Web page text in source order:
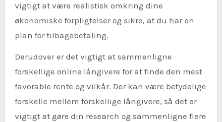
vigtigt at være realistisk omkring dine
økonomiske forpligtelser og sikre, at du har en
plan for tilbagebetaling.
Derudover er det vigtigt at sammenligne
forskellige online långivere for at finde den mest
favorable rente og vilkår. Der kan være betydelige
forskelle mellem forskellige långivere, så det er
vigtigt at gøre din research og sammenligne flere